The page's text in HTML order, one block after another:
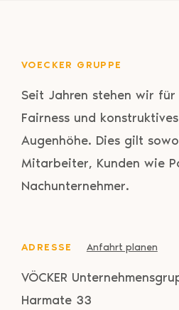
VOECKER GRUPPE
Seit Jahren stehen wir für
Fairness und
Augenhöhe. Dies gilt
Mitarbeiter, Kunden wie
Nachunternehmer.
ADRESSE Anfahrt planen
VÖCKER
Harmate 33